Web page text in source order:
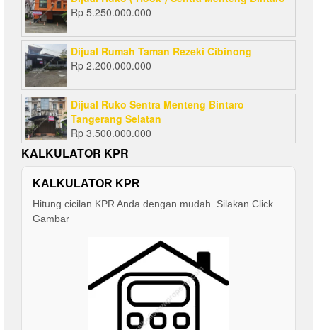
Rp 5.250.000.000
Dijual Rumah Taman Rezeki Cibinong
Rp 2.200.000.000
Dijual Ruko Sentra Menteng Bintaro
Tangerang Selatan
Rp 3.500.000.000
KALKULATOR KPR
KALKULATOR KPR
Hitung cicilan KPR Anda dengan mudah. Silakan Click
Gambar